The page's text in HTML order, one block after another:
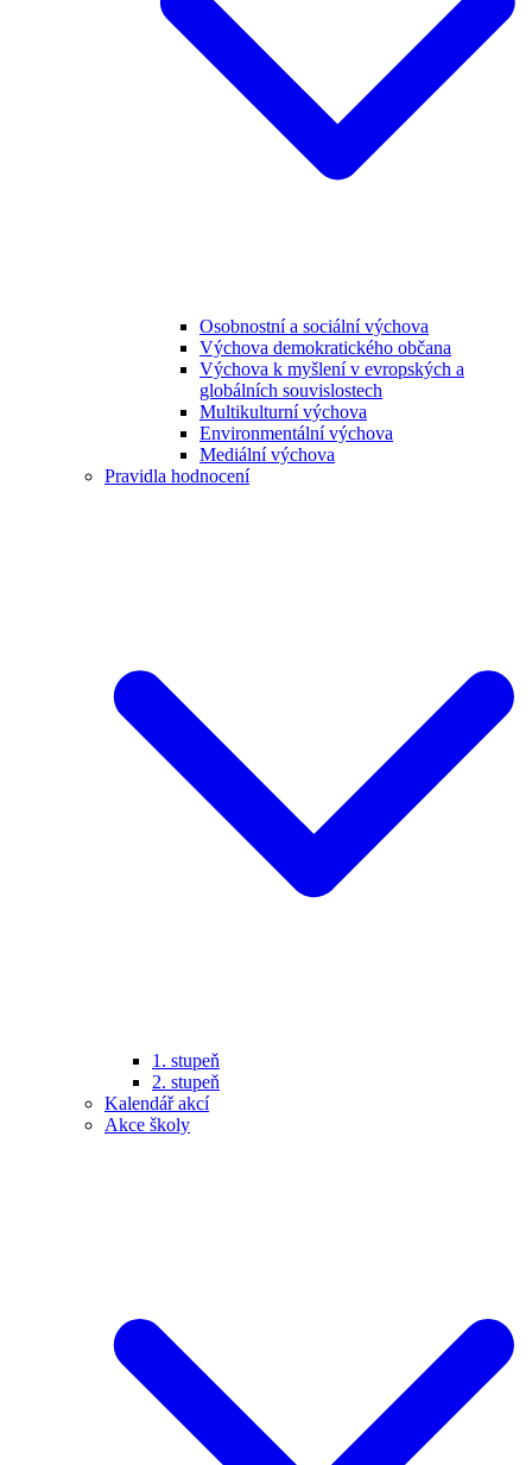
Osobnostní a sociální výchova
Výchova demokratického občana
Výchova k myšlení v evropských a
globálních souvislostech
Multikulturní výchova
Environmentální výchova
Mediální výchova
Pravidla hodnocení
1. stupeň
2. stupeň
Kalendář akcí
Akce školy